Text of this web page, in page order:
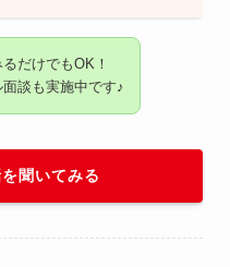
だけでもOK！
談も実施中です♪
聞いてみる